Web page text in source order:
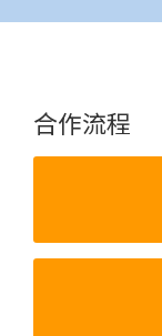
合作流程